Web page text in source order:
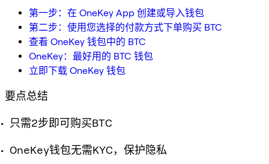
第一步：在 OneKey App 创建或导入钱包
第二步：使用您选择的付款方式下单购买 BTC
查看 OneKey 钱包中的 BTC
OneKey：最好用的 BTC 钱包
立即下载 OneKey 钱包
要点总结
只需2步即可购买BTC
OneKey钱包无需KYC，保护隐私